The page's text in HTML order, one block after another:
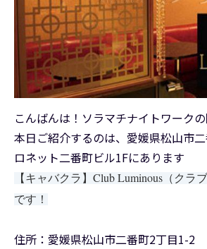
こんばんは！ソラマチナイトワークの
本日ご紹介するのは、愛媛県松山市
ロネット二番町ビル1Fにあります
【キャバクラ】Club Luminous（クラ
です！
住所：愛媛県松山市二番町2丁目1-2